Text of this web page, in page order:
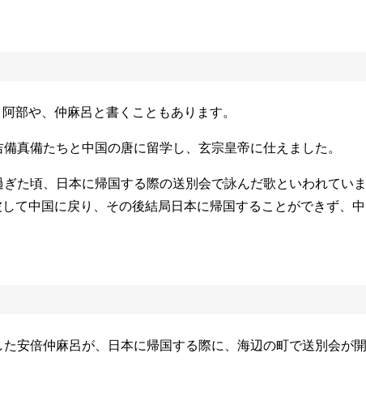
部や、仲麻呂と書くこともあります。
真備たちと中国の唐に留学し、玄宗皇帝に仕えました。
た頃、日本に帰国する際の送別会で詠んだ歌といわれていま
て中国に戻り、その後結局日本に帰国することができず、中
安倍仲麻呂が、日本に帰国する際に、海辺の町で送別会が開